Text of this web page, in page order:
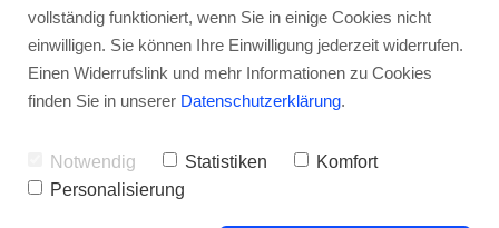
vollständig funktioniert, wenn Sie in einige Cookies nicht
einwilligen. Sie können Ihre Einwilligung jederzeit widerrufen.
Einen Widerrufslink und mehr Informationen zu Cookies
finden Sie in unserer Datenschutzerklärung.
Notwendig Statistiken
Komfort
Personalisierung